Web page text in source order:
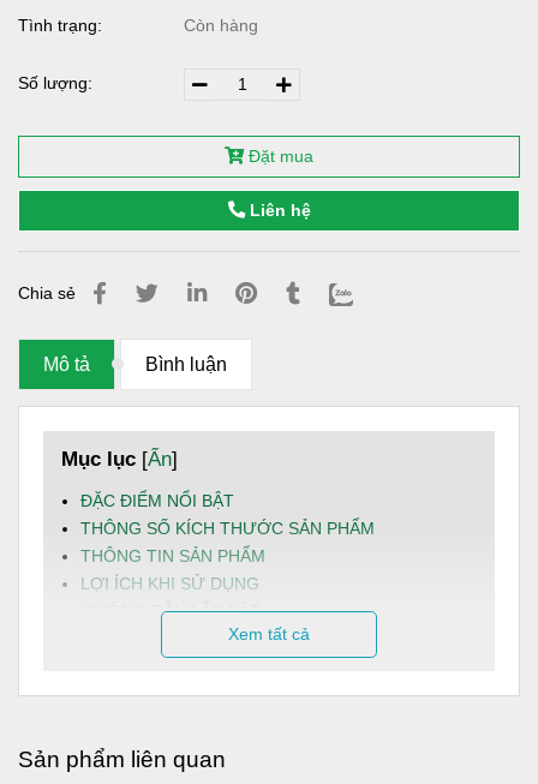
Tình trạng: Còn hàng
Số lượng:
Đặt mua
Liên hệ
Chia sẻ
Mô tả Bình luận
Mục lục [Ẩn]
ĐẶC ĐIỂM NỔI BẬT
THÔNG SỐ KÍCH THƯỚC SẢN PHẨM
THÔNG TIN SẢN PHẨM
LỢI ÍCH KHI SỬ DỤNG
HƯỚNG DẪN LẮP ĐẶT
HƯỚNG DẪN BẢO TRÌ
an toàn, bền bỉ và tiện lợi, đặc biệt phù hợp cho những
Xem tất cả
Sản phẩm liên quan